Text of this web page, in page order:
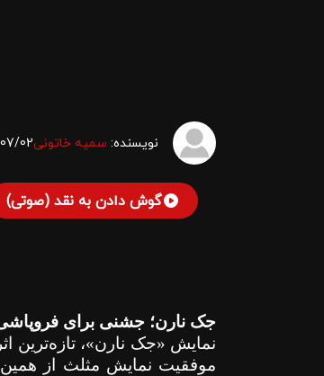
نویسنده: سمیه خاتونی02
گوش دادن به نقد (صوتی)
جک نارن؛ جشنی برای
نمایش «جک نارن»، تازه‌ترین
موفقیت نمایش مثلث از